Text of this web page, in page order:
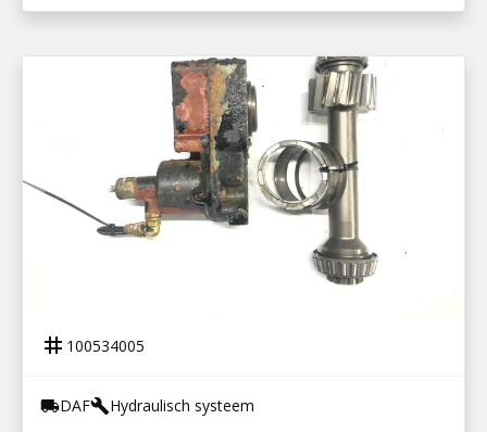
tag 100534005
local_shippingDAFbuildHydraulisch systeem